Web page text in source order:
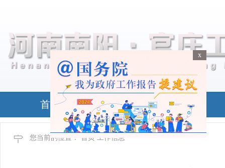
首页 政务公开
您当前的位置： 首页 工作信息
x
x